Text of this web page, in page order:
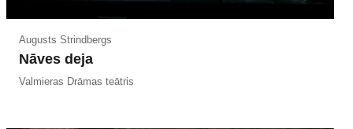
Augusts Strindbergs
Nāves deja
Valmieras Drāmas teātris